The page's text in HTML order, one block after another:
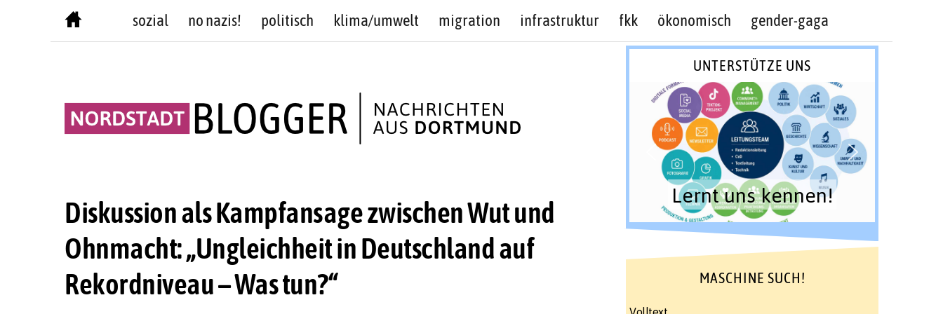
sozial no nazis! politisch klima/umwelt migration infrastruktur fkk ökonomisch gender-gaga
Diskussion als Kampfansage zwischen Wut und
Ohnmacht: „Ungleichheit in Deutschland auf
Rekordniveau – Was tun?“
UNTERSTÜTZE UNS
Lernt uns kennen!
MASCHINE SUCH!